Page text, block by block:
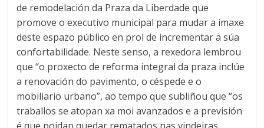
de remodelación da Praza da Liberdade que
promove o executivo municipal para mudar a imaxe
deste espazo público en prol de incrementar a súa
confortabilidade. Neste senso, a rexedora lembrou
que “o proxecto de reforma integral da praza inclúe
a renovación do pavimento, o céspede e o
mobiliario urbano”, ao tempo que subliñou que “os
traballos se atopan xa moi avanzados e a previsión